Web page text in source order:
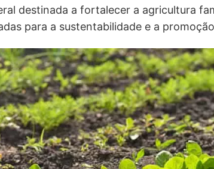
destinada a fortalecer a agricultura
para a sustentabilidade e a